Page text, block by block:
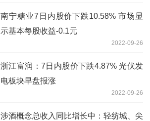
南宁糖业7日内股价下跌10.58% 市场显
示基本每股收益-0.1元
2022-09-26
浙江富润：7日内股价下跌4.87% 光伏发
电板块早盘报涨
2022-09-26
涉酒概念总收入同比增长中：轻纺城、尖